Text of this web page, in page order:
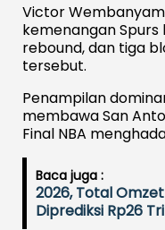
Victor
kemenangan Spurs
rebound, dan tiga
tersebut.
Penampilan
membawa San
Final NBA
Baca juga :
2026, Total
Diprediksi Rp26